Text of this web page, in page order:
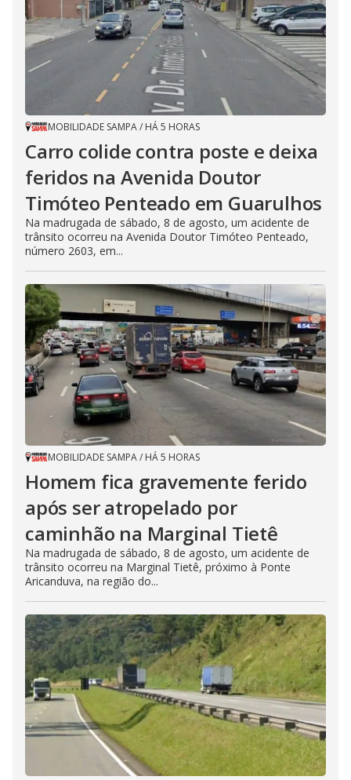
MOBILIDADE SAMPA/ HÁ 5 HORAS
Carro colide contra poste e deixa
feridos na Avenida Doutor
Timóteo Penteado em Guarulhos
Na madrugada de sábado, 8 de agosto, um acidente de
trânsito ocorreu na Avenida Doutor Timóteo Penteado,
número 2603, em...
MOBILIDADE SAMPA/ HÁ 5 HORAS
Homem fica gravemente ferido
após ser atropelado por
caminhão na Marginal Tietê
Na madrugada de sábado, 8 de agosto, um acidente de
trânsito ocorreu na Marginal Tietê, próximo à Ponte
Aricanduva, na região do...